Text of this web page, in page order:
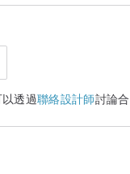
透過聯絡設計師討論